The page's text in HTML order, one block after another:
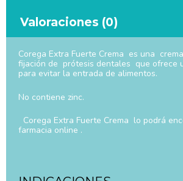
Valoraciones (0)
Corega Extra Fuerte Crema es una
fijación de prótesis dentales que ofrece
para evitar la entrada de alimentos.
No contiene zinc.
Corega Extra Fuerte Crema lo podrá
farmacia online .